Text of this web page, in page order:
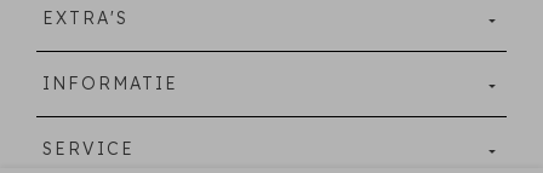
EXTRA'S
INFORMATIE
SERVICE